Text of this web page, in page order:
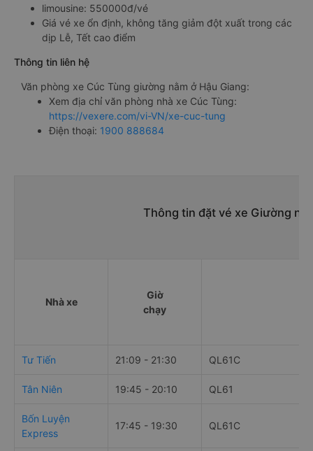
limousine: 550000đ/vé
Giá vé xe ổn định, không tăng giảm đột xuất trong các
dịp Lễ, Tết cao điểm
Thông tin liên hệ
Văn phòng xe Cúc Tùng giường nằm ở Hậu Giang:
Xem địa chỉ văn phòng nhà xe Cúc Tùng:
https://vexere.com/vi-VN/xe-cuc-tung
Điện thoại: 1900 888684
Thông tin đặt vé xe Giường
Nhà xe
Giờ
chạy
Tư Tiến 21:09 - 21:30 QL61C
Tân Niên 19:45 - 20:10 QL61
Bốn Luyện
Express
17:45 - 19:30 QL61C